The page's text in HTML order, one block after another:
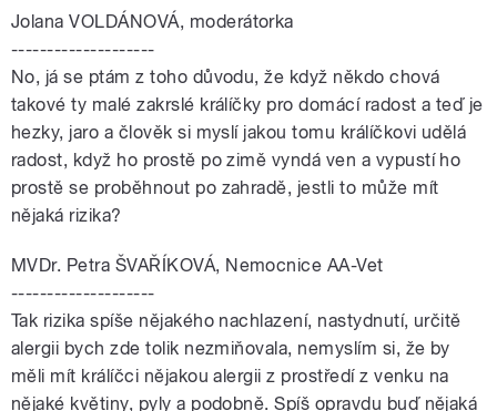
Jolana VOLDÁNOVÁ, moderátorka
--------------------
No, já se ptám z toho důvodu, že když někdo chová
takové ty malé zakrslé králíčky pro domácí radost a teď je
hezky, jaro a člověk si myslí jakou tomu králíčkovi udělá
radost, když ho prostě po zimě vyndá ven a vypustí ho
prostě se proběhnout po zahradě, jestli to může mít
nějaká rizika?
MVDr. Petra ŠVAŘÍKOVÁ, Nemocnice AA-Vet
--------------------
Tak rizika spíše nějakého nachlazení, nastydnutí, určitě
alergii bych zde tolik nezmiňovala, nemyslím si, že by
měli mít králíčci nějakou alergii z prostředí z venku na
nějaké květiny, pyly a podobně. Spíš opravdu buď nějaká